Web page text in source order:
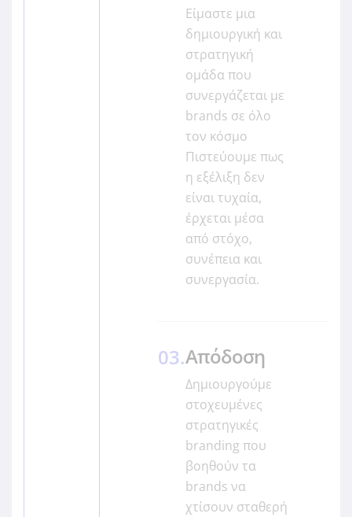
Είμαστε μια
δημιουργική και
στρατηγική
ομάδα που
συνεργάζεται με
brands σε όλο
τον κόσμο
Πιστεύουμε πως
η εξέλιξη δεν
είναι τυχαία,
έρχεται μέσα
από στόχο,
συνέπεια και
συνεργασία.
Απόδοση
Δημιουργούμε
στοχευμένες
στρατηγικές
branding που
βοηθούν τα
brands να
χτίσουν σταθερή